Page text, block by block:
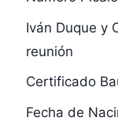
Iván Duque y
reunión
Certificado
Fecha de